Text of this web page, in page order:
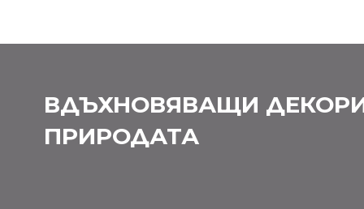
ВДЪХНОВЯВАЩИ
ПРИРОДАТА